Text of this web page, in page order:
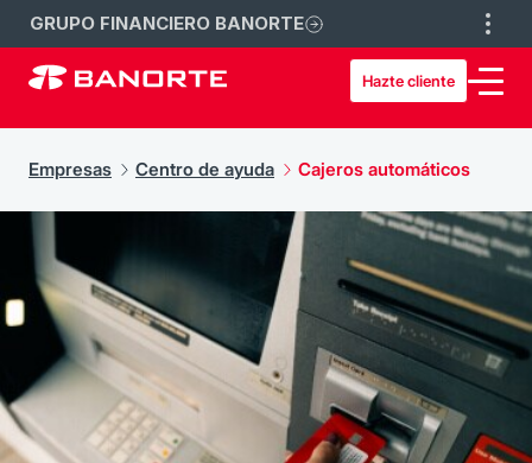
GRUPO FINANCIERO BANORTE
Hazte cliente
Empresas Centro de ayuda Cajeros automáticos